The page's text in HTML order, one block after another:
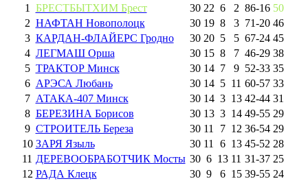
1
БРЕСТБЫТХИМ Брест 30 22 6 2 86-16 50
2 НАФТАН Новополоцк 30 19 8 3 71-20 46
3 КАРДАН-ФЛАЙЕРС Гродно 30 20 5 5 67-24 45
4 ЛЕГМАШ Орша 30 15 8 7 46-29 38
5 ТРАКТОР Минск 30 14 7 9 52-33 35
6 АРЭСА Любань 30 14 5 11 60-57 33
7 АТАКА-407 Минск 30 14 3 13 42-44 31
8 БЕРЕЗИНА Борисов 30 13 3 14 49-55 29
9 СТРОИТЕЛЬ Береза 30 11 7 12 36-54 29
10 ЗАРЯ Языль 30 11 6 13 45-52 28
11 ДЕРЕВООБРАБОТЧИК Мосты 30 6 13 11 31-37 25
12 РАДА Клецк 30 9 6 15 39-55 24